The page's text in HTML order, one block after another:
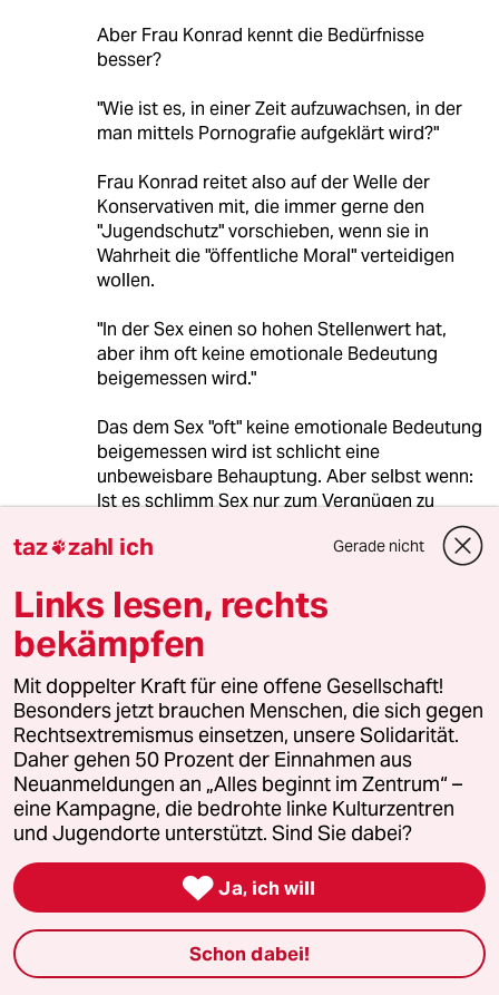
Aber Frau Konrad kennt die Bedürfnisse
besser?
"Wie ist es, in einer Zeit aufzuwachsen, in der
man mittels Pornografie aufgeklärt wird?"
Frau Konrad reitet also auf der Welle der
Konservativen mit, die immer gerne den
"Jugendschutz" vorschieben, wenn sie in
Wahrheit die "öffentliche Moral" verteidigen
wollen.
"In der Sex einen so hohen Stellenwert hat,
aber ihm oft keine emotionale Bedeutung
beigemessen wird."
Das dem Sex "oft" keine emotionale Bedeutung
beigemessen wird ist schlicht eine
unbeweisbare Behauptung. Aber selbst wenn:
Ist es schlimm Sex nur zum Vergnügen zu
binden zu wollen?
C Clark
12.05.2018,03:36 Uhr
"In meinem Bekanntenkreis wehrten viele
Frauen das Thema Gleichberechtigung als
erledigt ab. Wenn ich sie dann fragte, warum
das Älterwerden für Frauen oft schlimmer sei
als für Männer oder ob sie schon mal eine
sexuelle Grenzverletzung erlebt hatten, ebbte
der Protest ab."
Ach ja: Das musste wieder kommen: Die bösen
Männer. Und warum eigentlich soll Älterwerden
für Frauen schlimmer sein als für Männer?
taz zahl ich Gerade nicht
Links lesen, rechts
bekämpfen
Mit doppelter Kraft für eine offene Gesellschaft!
Besonders jetzt brauchen Menschen, die sich gegen
Rechtsextremismus einsetzen, unsere Solidarität.
Daher gehen 50 Prozent der Einnahmen aus
Neuanmeldungen an „Alles beginnt im Zentrum“ –
eine Kampagne, die bedrohte linke Kulturzentren
und Jugendorte unterstützt. Sind Sie dabei?
 Ja, ich will
Schon dabei!